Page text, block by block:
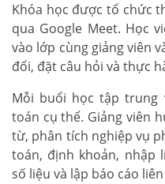
Khóa học được tổ chức
qua Google Meet. Học
vào lớp cùng giảng viên
đổi, đặt câu hỏi và thực
Mỗi buổi học tập trung
toán cụ thể. Giảng viên
từ, phân tích nghiệp vụ
toán, định khoản, nhập
số liệu và lập báo cáo